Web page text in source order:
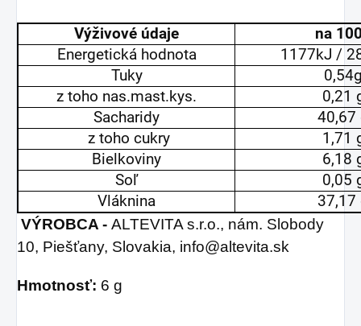
Výživové údaje
na
Energetická hodnota
1177kJ /
Tuky
z toho nas.mast.kys.
0,21
Sacharidy
40,67
z toho cukry
1,71
Bielkoviny
6,18
Soľ
0,05
Vláknina
37,17
VÝROBCA - ALTEVITA s.r.o., nám. Slobody
10, Piešťany, Slovakia, info@altevita.sk
Hmotnosť: 6 g